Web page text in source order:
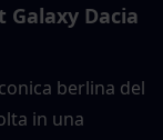
Dacia
berlina del
in una